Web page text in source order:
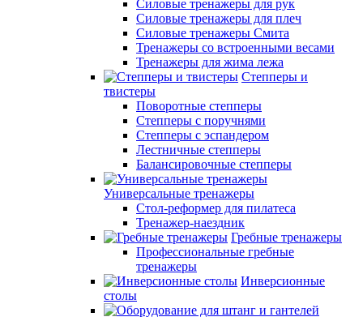
Силовые тренажеры для рук
Силовые тренажеры для плеч
Силовые тренажеры Смита
Тренажеры со встроенными весами
Тренажеры для жима лежа
Степперы и
твистеры
Поворотные степперы
Степперы с поручнями
Степперы с эспандером
Лестничные степперы
Балансировочные степперы
Универсальные тренажеры
Стол-реформер для пилатеса
Тренажер-наездник
Гребные тренажеры
Профессиональные гребные
тренажеры
Инверсионные
столы